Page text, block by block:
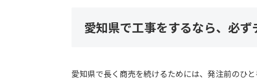
愛知県で工事をするなら、必
愛知県で長く商売を続けるためには、発注前のひと